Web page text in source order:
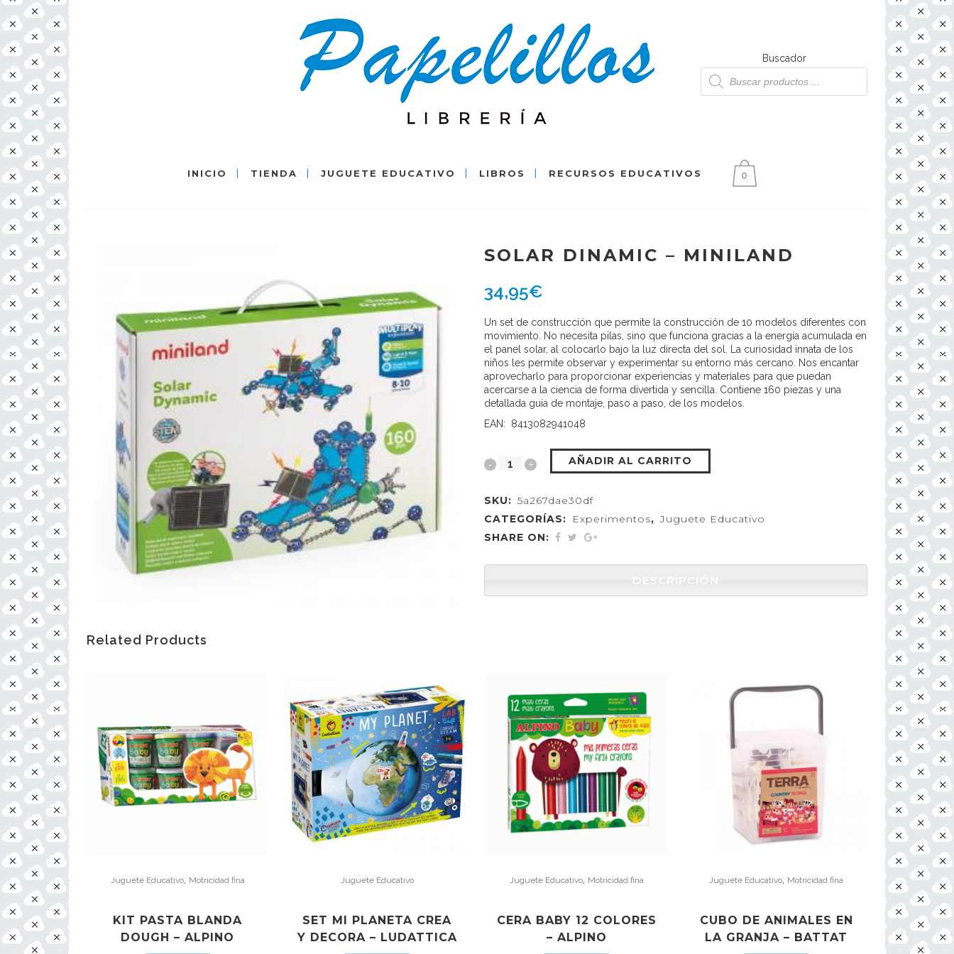
Buscador
Búsqueda
de
productos
INICIO TIENDA JUGUETE EDUCATIVO LIBROS RECURSOS EDUCATIVOS 0
SOLAR DINAMIC – MINILAND
34,95€
Un set de construcción que permite la construcción de 10 modelos diferentes con
movimiento. No necesita pilas, sino que funciona gracias a la energía acumulada en
el panel solar, al colocarlo bajo la luz directa del sol. La curiosidad innata de los
niños les permite observar y experimentar su entorno más cercano. Nos encantar
aprovecharlo para proporcionar experiencias y materiales para que puedan
acercarse a la ciencia de forma divertida y sencilla. Contiene 160 piezas y una
detallada guía de montaje, paso a paso, de los modelos.
EAN: 8413082941048
AÑADIR AL CARRITO
SKU: 5a267dae30df
CATEGORÍAS:
Experimentos, Juguete Educativo
SHARE ON:
DESCRIPCIÓN
Related Products
Juguete Educativo, Motricidad fina
KIT PASTA BLANDA
DOUGH – ALPINO
Juguete Educativo
SET MI PLANETA CREA
Y DECORA – LUDATTICA
Juguete Educativo, Motricidad fina
CERA BABY 12 COLORES
– ALPINO
Juguete Educativo, Motricidad fina
CUBO DE ANIMALES EN
LA GRANJA – BATTAT